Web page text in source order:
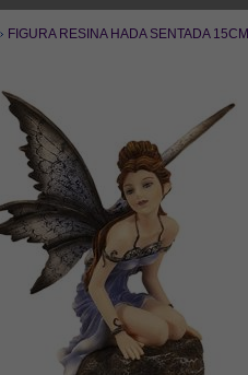
FIGURA RESINA HADA SENTADA 15CM